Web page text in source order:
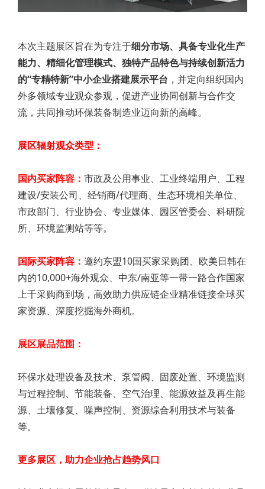
本次主题展区旨在为专注于细分市场、具备专业化生产
能力、精细化管理模式、独特产品特色与持续创新活力
的“专精特新”中小企业搭建展示平台 ，并定向组织国内
外多领域专业观众参观，促进产业协同创新与合作交
流，共同推动环保装备制造业迈向新的高峰。
展区辐射观众类型：
国内买家阵容： 市政及公用事业、工业终端用户、工程
建设/安装公司、经销商/代理商、生态环境相关单位、
市政部门、行业协会、专业媒体、园区管委会、科研院
所、环境监测站等等。
国际买家阵容： 邀约东盟10国买家采购团、欧美日韩在
内的10,000+海外观众、中东/南亚等一带一路合作国家
上千采购商到场，高效助力供应链企业精准链接全球买
家资源、深度挖掘海外商机。
展区展品范围：
环保水处理设备及技术、泵管阀、固废处置、环境监测
与过程控制、节能装备、空气治理、能源效益及再生能
源、土壤修复、噪声控制、资源综合利用技术与装备
等。
更多展区，助力企业抢占趋势风口